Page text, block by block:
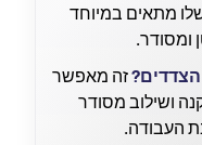
מתאים במיוחד
ומסודר.
הצדדים?זה מאפשר
ושילוב מסודר
העבודה.